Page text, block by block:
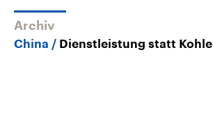
Archiv
China Dienstleistung statt Kohle